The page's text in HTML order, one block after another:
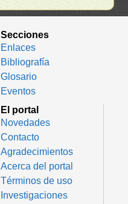
Secciones
Enlaces
Bibliografía
Glosario
Eventos
El portal
Novedades
Contacto
Agradecimientos
Acerca del portal
Términos de uso
Investigaciones